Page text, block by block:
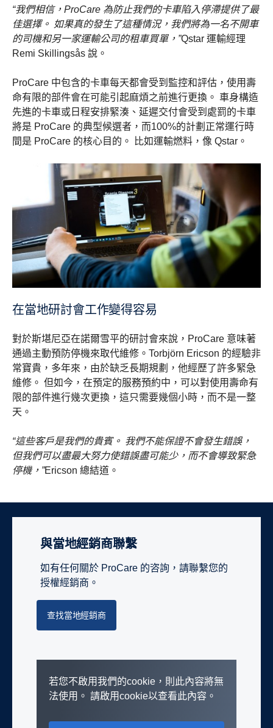
“我們相信，ProCare 為防止我們的卡車陷入停滯提供了最
佳選擇。 如果真的發生了這種情況，我們將為一名不開車
的司機和另一家運輸公司的租車買單，”Qstar 運輸經理
Remi Skillingsås 說。
ProCare 中包含的卡車每天都會受到監控和評估，使用壽
命有限的部件會在可能引起麻煩之前進行更換。 車身構造
先進的卡車或日程安排緊湊、延遲交付會受到處罰的卡車
將是 ProCare 的典型候選者，而100%的計劃正常運行時
間是 ProCare 的核心目的。 比如運輸燃料，像 Qstar。
在當地研討會工作變得容易
對於斯堪尼亞在諾爾雪平的研討會來說，ProCare 意味著
通過主動預防停機來取代維修。Torbjörn Ericson 的經驗非
常寶貴，多年來，由於缺乏長期規劃，他經歷了許多緊急
維修。 但如今，在預定的服務預約中，可以對使用壽命有
限的部件進行幾次更換，這只需要幾個小時，而不是一整
天。
“這些客戶是我們的貴賓。 我們不能保證不會發生錯誤，
但我們可以盡最大努力使錯誤盡可能少，而不會導致緊急
停機，”Ericson 總結道。
與當地經銷商聯繫
如有任何關於 ProCare 的咨詢，請聯繫您的
授權經銷商。
查找當地經銷商
若您不啟用我們的cookie，則此內容將無
法使用。 請啟用cookie以查看此內容。